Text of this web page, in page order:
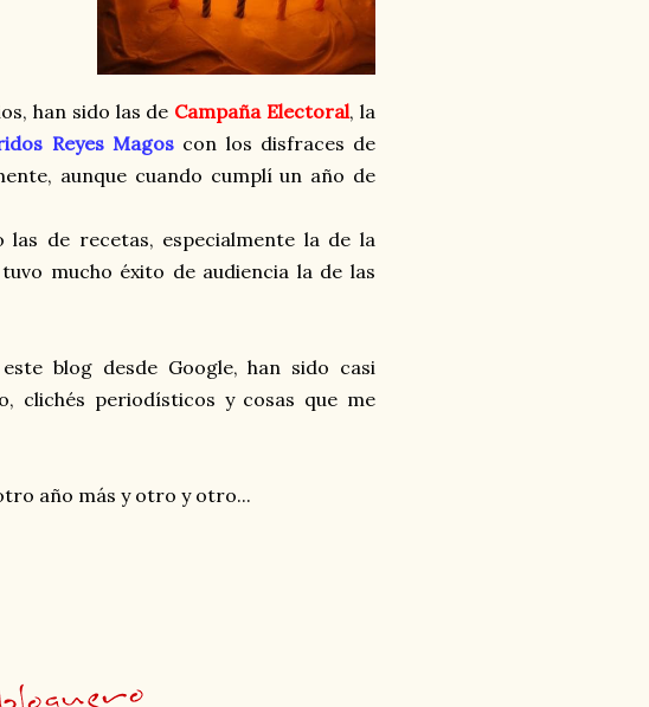
han sido las de Campaña Electoral, la
Reyes Magoscon los disfraces de
aunque cuando cumplí un año de
las de recetas, especialmente la de la
mucho éxito de audiencia la de las
blog desde Google, han sido casi
clichés periodísticos y cosas que me
año más y otro y otro...